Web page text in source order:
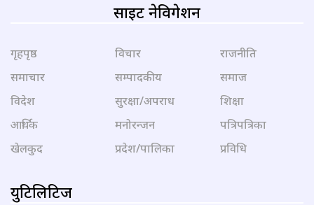
साइट नेविगेशन
गृहपृष्ठ
समाचार
विदेश
आर्थिक
खेलकुद
विचार
सम्पादकीय
सुरक्षा/अपराध
मनोरन्जन
प्रदेश/पालिका
राजनीति
समाज
शिक्षा
पत्रिपत्रिका
प्रविधि
युटिलिटिज